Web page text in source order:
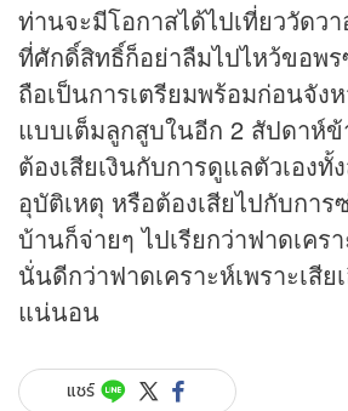
ท่านจะมีโอกาสได้ไปเที่ยววัดว
ที่ศักดิ์สิทธิ์ก็อย่าลืมไปไหว้ขอพ
ถือเป็นการเตรียมพร้อมก่อนจัง
แบบเต็มลูกสูบในอีก 2 สัปดาห์ข้
ต้องเสียเงินกับการดูแลตัวเองทั้
อุบัติเหตุ หรือต้องเสียไปกับกา
บ้านก็จ่ายๆ ไปเรียกว่าฟาดเคร
นั่นดีกว่าฟาดเคราะห์เพราะเสี
แน่นอน
แชร์